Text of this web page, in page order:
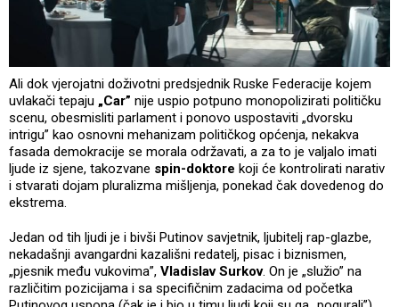
Ali dok vjerojatni doživotni predsjednik Ruske Federacije kojem
uvlakači tepaju „Car” nije uspio potpuno monopolizirati političku
scenu, obesmisliti parlament i ponovo uspostaviti „dvorsku
intrigu” kao osnovni mehanizam političkog općenja, nekakva
fasada demokracije se morala održavati, a za to je valjalo imati
ljude iz sjene, takozvane spin-doktore koji će kontrolirati narativ
i stvarati dojam pluralizma mišljenja, ponekad čak dovedenog do
ekstrema.
Jedan od tih ljudi je i bivši Putinov savjetnik, ljubitelj rap-glazbe,
nekadašnji avangardni kazališni redatelj, pisac i biznismen,
„pjesnik među vukovima”, Vladislav Surkov. On je „služio” na
različitim pozicijama i sa specifičnim zadacima od početka